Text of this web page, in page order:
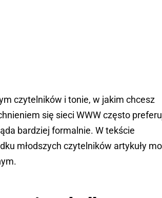
czytelników i tonie, w jakim chcesz
się sieci WWW często
bardziej formalnie. W tekście
młodszych czytelników artykuły